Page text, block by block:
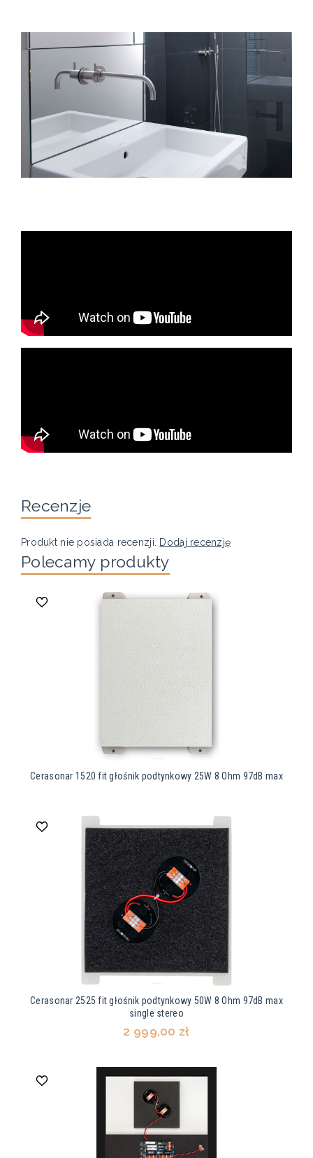
Recenzje
Produkt nie posiada recenzji. Dodaj recenzję
Polecamy produkty
Cerasonar 1520 fit głośnik podtynkowy 25W 8 Ohm 97dB max
Cerasonar 2525 fit głośnik podtynkowy 50W 8 Ohm 97dB max
single stereo
2 999,00 zł